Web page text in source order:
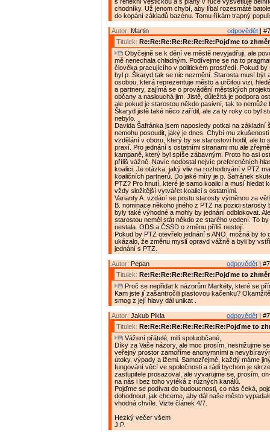
chodníky. Už jenom chybí, aby líbal rozesmáté
do kopání základů bazénu. Tomu říkám trapný
odpovědět |
Autor: Martin
Titulek: Re:Re:Re:Re:Re:Re:Re:Pojďme to
Obyčejně se k dění ve městě nevyjadřuji, ale
mě nenechala chladným. Podívejme se na to
člověka pracujícího v politickém prostředí. Pokud by
byl p. Škaryd tak se nic nezmění. Starosta musí být
osobou, která reprezentuje město a určitou vizi,
a partnery, zajímá se o provádění městských
občany a naslouchá jim. Jistě, důležitá je podpora
ale pokud je starostou někdo pasivní, tak to nemůže
Škaryd jistě také něco zařídil, ale za ty roky co byl
nebylo.
Davida Šafránka jsem naposledy potkal na základní
nemohu posoudit, jaký je dnes. Chybí mu zkušenosti
vzdělání v oboru, který by se starostovi hodil, ale to
praxí. Pro jednání s ostatními stranami mu ale
kampaně, který byl spíše zábavným. Proto ho asi
příliš vážně. Navíc nedostal nejvíc preferenčních
koalici. Je otázka, jaký vliv na rozhodování v PTZ
koaličních partnerů. Do jaké míry je p. Šafránek
PTZ? Pro hnutí, které je samo koalicí a musí hledat
vždy složitější vytvářet koalici s ostatními.
Varianty A. vzdání se postu starosty výměnou za
B. nominace někoho jiného z PTZ na pozici starosty
byly také výhodné a mohly by jednání odblokovat.
starostou neměl stát někdo ze starého vedení. To
nestala. ODS a ČSSD o změnu příliš nestojí.
Pokud by PTZ otevřelo jednání s ANO, možná by to
ukázalo, že změnu myslí opravd vážně a byli by
jednání s PTZ.
odpovědět |
Autor: Pepan
Titulek: Re:Re:Re:Re:Re:Re:Re:Pojďme to
Proč se nepřidat k názorům Markéty, které se
Kam jste jí zašantročili plastovou kačenku?
smog z její hlavy dál unikat .
odpovědět |
Autor: Jakub Pikla
Titulek: Re:Re:Re:Re:Re:Re:Re:Re:Pojďme to
Vážení přátelé, milí spoluobčané,
Díky za Vaše názory, ale moc prosím, nesnižujme
veřejný prostor zamoříme anonymními a
útoky, výpady a lžemi. Samozřejmě, každý máme
fungování věcí ve společnosti a rádi bychom je
zastupitele prosazoval, ale vyvarujme se, prosím,
na nás i bez toho vytéká z různých kanálů.
Pojďme se podívat do budoucnosti, co nás čeká,
dohodnout, jak chceme, aby dál naše město
vhodná chvíle. Vizte článek 4/7.
Hezký večer všem
J.P.